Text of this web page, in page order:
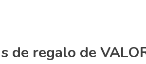
de regalo de